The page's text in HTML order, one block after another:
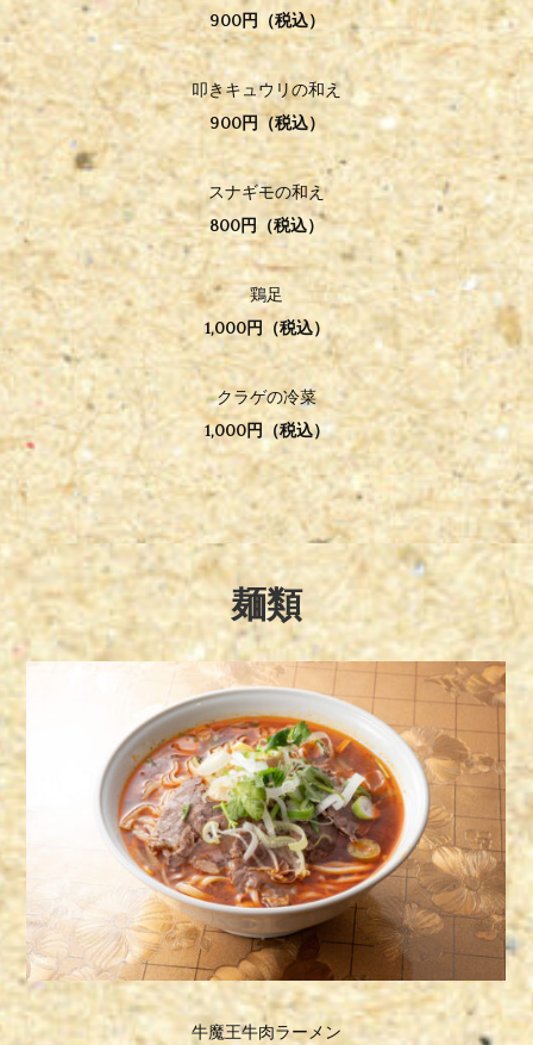
900円（税込）
叩きキュウリの和え
900円（税込）
スナギモの和え
800円（税込）
鶏足
1,000円（税込）
クラゲの冷菜
1,000円（税込）
麺類
牛魔王牛肉ラーメン